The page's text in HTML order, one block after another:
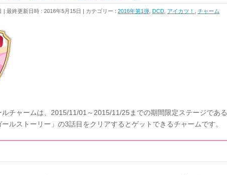
最終更新日時 : 2016年5月15日 カテゴリー : 2016年第1弾 DCD アイカツ！ チャーム
ルチャームは、2015/11/01～2015/11/25までの期間限定ステージである
ールストーリー」の3話目をクリアするとゲットできるチャームです。